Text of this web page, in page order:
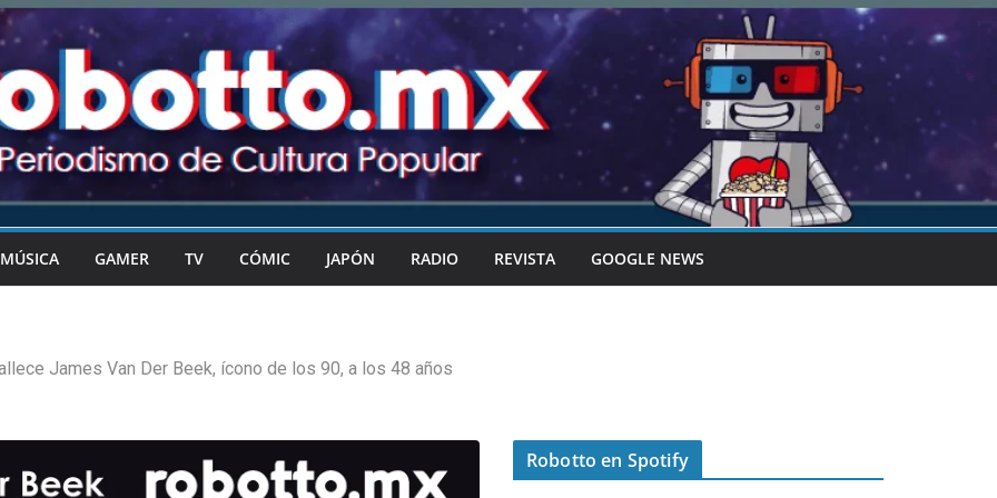
MÚSICA GAMER TV CÓMIC JAPÓN RADIO REVISTA GOOGLE NEWS
James Van Der Beek, ícono de los 90, a los 48 años
Robotto en Spotify